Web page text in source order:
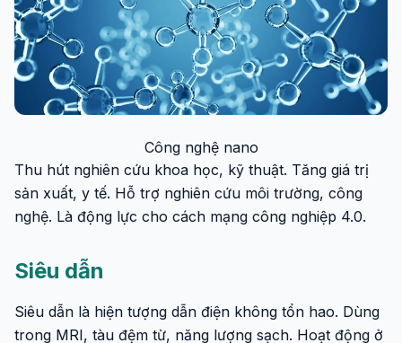
Công nghệ nano
Thu hút nghiên cứu khoa học, kỹ thuật. Tăng giá trị
sản xuất, y tế. Hỗ trợ nghiên cứu môi trường, công
nghệ. Là động lực cho cách mạng công nghiệp 4.0.
Siêu dẫn
Siêu dẫn là hiện tượng dẫn điện không tổn hao. Dùng
trong MRI, tàu đệm từ, năng lượng sạch. Hoạt động ở